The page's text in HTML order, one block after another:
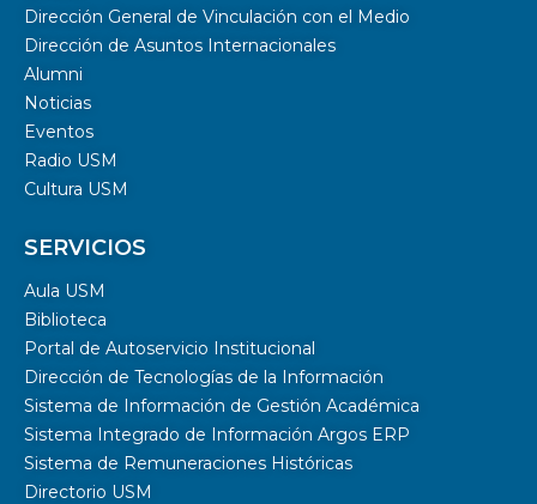
Dirección General de Vinculación con el Medio
Dirección de Asuntos Internacionales
Alumni
Noticias
Eventos
Radio USM
Cultura USM
SERVICIOS
Aula USM
Biblioteca
Portal de Autoservicio Institucional
Dirección de Tecnologías de la Información
Sistema de Información de Gestión Académica
Sistema Integrado de Información Argos ERP
Sistema de Remuneraciones Históricas
Directorio USM